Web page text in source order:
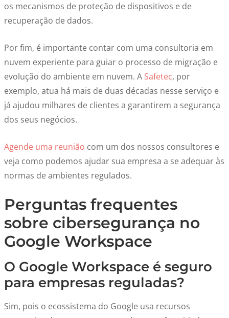
os mecanismos de proteção de dispositivos e de
recuperação de dados.
Por fim, é importante contar com uma consultoria em
nuvem experiente para guiar o processo de migração e
evolução do ambiente em nuvem. A Safetec, por
exemplo, atua há mais de duas décadas nesse serviço e
já ajudou milhares de clientes a garantirem a segurança
dos seus negócios.
Agende uma reunião com um dos nossos consultores e
veja como podemos ajudar sua empresa a se adequar às
normas de ambientes regulados.
Perguntas frequentes
sobre cibersegurança no
Google Workspace
O Google Workspace é seguro
para empresas reguladas?
Sim, pois o ecossistema do Google usa recursos